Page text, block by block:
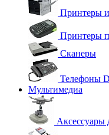
Принтеры
Принтеры
Сканеры
Телефоны
Мультимедиа
Аксессуары